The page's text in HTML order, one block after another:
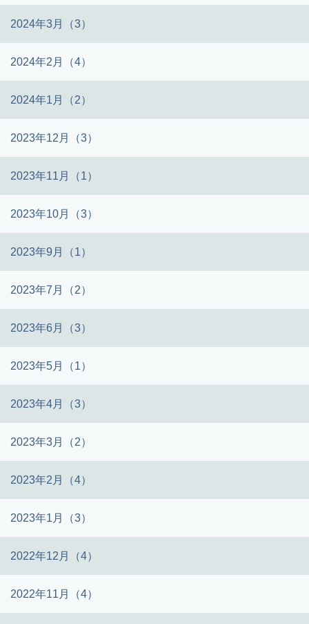
2024年3月（3）
2024年2月（4）
2024年1月（2）
2023年12月（3）
2023年11月（1）
2023年10月（3）
2023年9月（1）
2023年7月（2）
2023年6月（3）
2023年5月（1）
2023年4月（3）
2023年3月（2）
2023年2月（4）
2023年1月（3）
2022年12月（4）
2022年11月（4）